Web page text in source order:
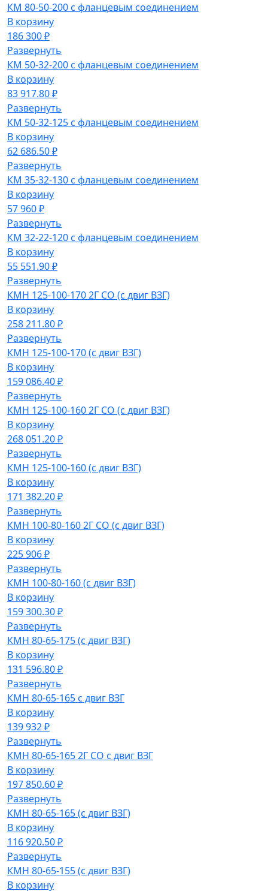
КМ 80-50-200 с фланцевым соединением
В корзину
186 300 ₽
Развернуть
КМ 50-32-200 с фланцевым соединением
В корзину
83 917.80 ₽
Развернуть
КМ 50-32-125 с фланцевым соединением
В корзину
62 686.50 ₽
Развернуть
КМ 35-32-130 с фланцевым соединением
В корзину
57 960 ₽
Развернуть
КМ 32-22-120 с фланцевым соединением
В корзину
55 551.90 ₽
Развернуть
КМН 125-100-170 2Г СО (с двиг ВЗГ)
В корзину
258 211.80 ₽
Развернуть
КМН 125-100-170 (с двиг ВЗГ)
В корзину
159 086.40 ₽
Развернуть
КМН 125-100-160 2Г СО (с двиг ВЗГ)
В корзину
268 051.20 ₽
Развернуть
КМН 125-100-160 (с двиг ВЗГ)
В корзину
171 382.20 ₽
Развернуть
КМН 100-80-160 2Г СО (с двиг ВЗГ)
В корзину
225 906 ₽
Развернуть
КМН 100-80-160 (с двиг ВЗГ)
В корзину
159 300.30 ₽
Развернуть
КМН 80-65-175 (с двиг ВЗГ)
В корзину
131 596.80 ₽
Развернуть
КМН 80-65-165 с двиг ВЗГ
В корзину
139 932 ₽
Развернуть
КМН 80-65-165 2Г СО с двиг ВЗГ
В корзину
197 850.60 ₽
Развернуть
КМН 80-65-165 (с двиг ВЗГ)
В корзину
116 920.50 ₽
Развернуть
КМН 80-65-155 (с двиг ВЗГ)
В корзину